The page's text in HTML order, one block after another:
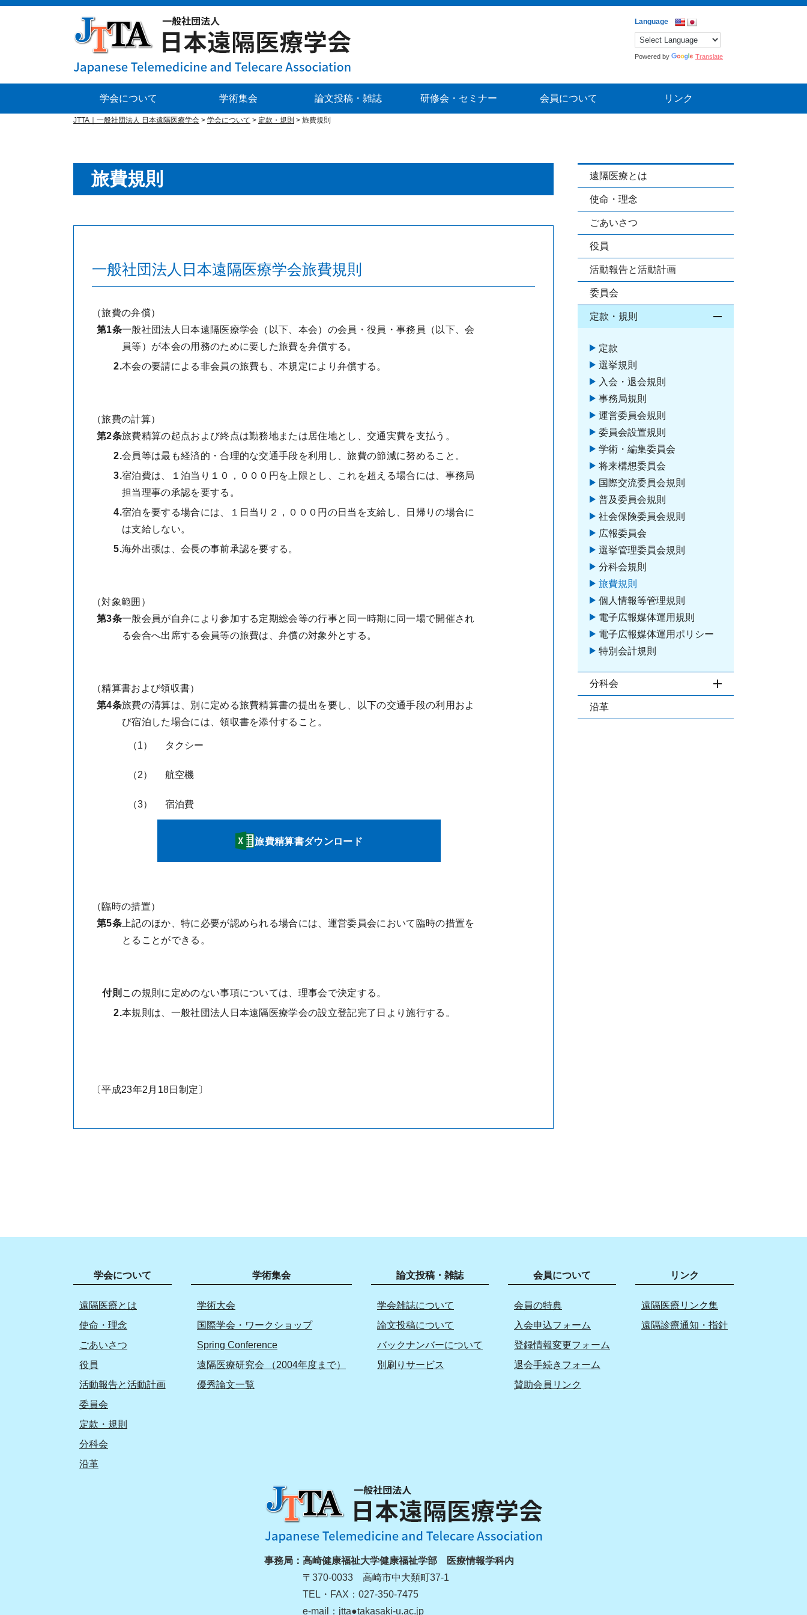
Powered by Translate
学会について 学術集会 論文投稿・雑誌 研修会・セミナー 会員について リンク
JTTA｜一般社団法人 日本遠隔医療学会 > 学会について > 定款・規則 > 旅費規則
旅費規則
一般社団法人日本遠隔医療学会旅費規則
（旅費の弁償）
第1条一般社団法人日本遠隔医療学会（以下、本会）の会員・役員・事務員（以下、会
員等）が本会の用務のために要した旅費を弁償する。
2.本会の要請による非会員の旅費も、本規定により弁償する。
（旅費の計算）
第2条旅費精算の起点および終点は勤務地または居住地とし、交通実費を支払う。
2.会員等は最も経済的・合理的な交通手段を利用し、旅費の節減に努めること。
3.宿泊費は、１泊当り１０，０００円を上限とし、これを超える場合には、事務局
担当理事の承認を要する。
4.宿泊を要する場合には、１日当り２，０００円の日当を支給し、日帰りの場合に
は支給しない。
5.海外出張は、会長の事前承認を要する。
（対象範囲）
第3条一般会員が自弁により参加する定期総会等の行事と同一時期に同一場で開催され
る会合へ出席する会員等の旅費は、弁償の対象外とする。
（精算書および領収書）
第4条旅費の清算は、別に定める旅費精算書の提出を要し、以下の交通手段の利用およ
び宿泊した場合には、領収書を添付すること。
（1） タクシー
（2） 航空機
（3） 宿泊費
旅費精算書ダウンロード
（臨時の措置）
第5条 上記のほか、特に必要が認められる場合には、運営委員会において臨時の措置を
とることができる。
付則 この規則に定めのない事項については、理事会で決定する。
2.本規則は、一般社団法人日本遠隔医療学会の設立登記完了日より施行する。
〔平成23年2月18日制定〕
遠隔医療とは
使命・理念
ごあいさつ
役員
活動報告と活動計画
委員会
定款・規則
定款
選挙規則
入会・退会規則
事務局規則
運営委員会規則
委員会設置規則
学術・編集委員会
将来構想委員会
国際交流委員会規則
普及委員会規則
社会保険委員会規則
広報委員会
選挙管理委員会規則
分科会規則
旅費規則
個人情報等管理規則
電子広報媒体運用規則
電子広報媒体運用ポリシー
特別会計規則
分科会
沿革
学会について
遠隔医療とは
使命・理念
ごあいさつ
役員
活動報告と活動計画
委員会
定款・規則
分科会
沿革
学術集会
学術大会
国際学会・ワークショップ
Spring Conference
遠隔医療研究会 （2004年度まで）
優秀論文一覧
論文投稿・雑誌
学会雑誌について
論文投稿について
バックナンバーについて
別刷りサービス
会員について
会員の特典
入会申込フォーム
登録情報変更フォーム
退会手続きフォーム
賛助会員リンク
リンク
遠隔医療リンク集
遠隔診療通知・指針
事務局： 高崎健康福祉大学健康福祉学部 医療情報学科内
〒370-0033 高崎市中大類町37-1
TEL・FAX：027-350-7475
e-mail：jtta●takasaki-u.ac.jp